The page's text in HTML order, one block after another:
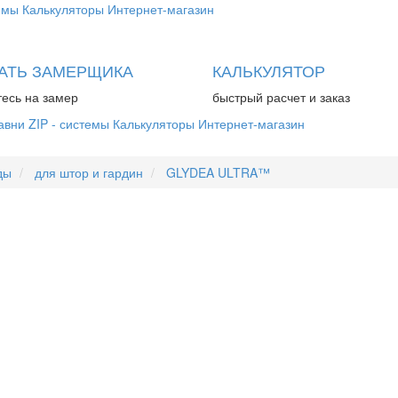
Калькуляторы Интернет-магазин
ЗАМЕРЩИКА
на замер
КАЛЬКУЛЯТОР
быстрый расчет и заказ
ZIP - системы Калькуляторы Интернет-магазин
для штор и гардин GLYDEA ULTRA™